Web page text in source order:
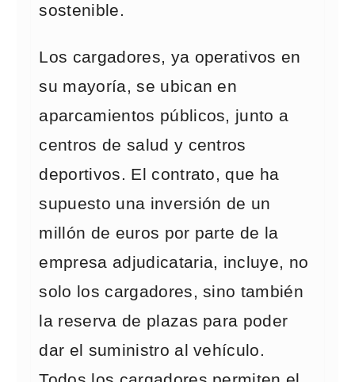
sostenible.
Los cargadores, ya operativos en
su mayoría, se ubican en
aparcamientos públicos, junto a
centros de salud y centros
deportivos. El contrato, que ha
supuesto una inversión de un
millón de euros por parte de la
empresa adjudicataria, incluye, no
solo los cargadores, sino también
la reserva de plazas para poder
dar el suministro al vehículo.